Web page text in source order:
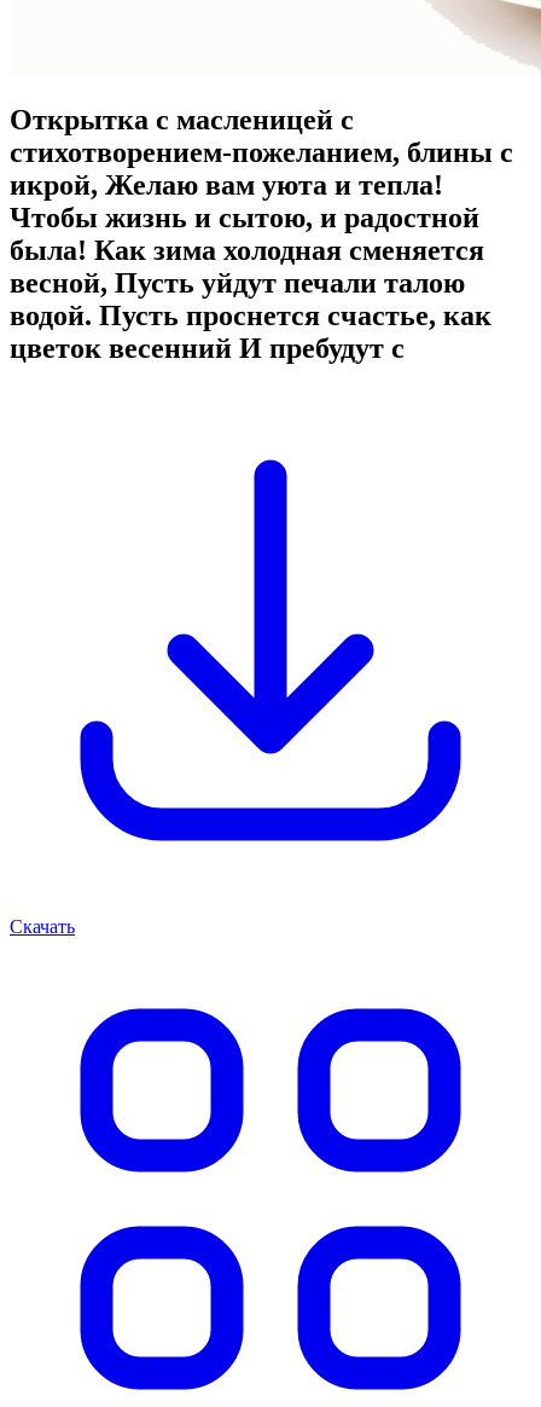
Открытка с масленицей с
стихотворением-пожеланием, блины с
икрой, Желаю вам уюта и тепла!
Чтобы жизнь и сытою, и радостной
была! Как зима холодная сменяется
весной, Пусть уйдут печали талою
водой. Пусть проснется счастье, как
цветок весенний И пребудут с
Скачать